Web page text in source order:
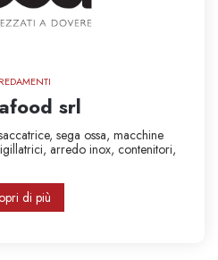
srl
sega ossa, macchine
arredo inox, contenitori,
di più